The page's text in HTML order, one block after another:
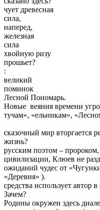
чует древесная
сила,
наперед,
железная
хвойную ризу
:
великий
Лесной
Новые веяния времени
тучам», «ельникам»,
-
сказочный мир вторгается
жизнь? Будучи
русским поэтом –
цивилизации, Клюев не
ожиданий чудес от
«Деревня» ). -
средства использует автор
Родины окружен здесь